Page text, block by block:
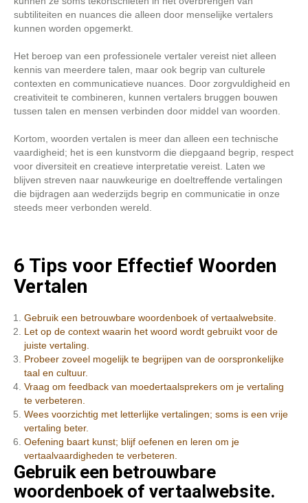
subtiliteiten en nuances die alleen door menselijke vertalers
kunnen worden opgemerkt.
Het beroep van een professionele vertaler vereist niet alleen
kennis van meerdere talen, maar ook begrip van culturele
contexten en communicatieve nuances. Door zorgvuldigheid en
creativiteit te combineren, kunnen vertalers bruggen bouwen
tussen talen en mensen verbinden door middel van woorden.
Kortom, woorden vertalen is meer dan alleen een technische
vaardigheid; het is een kunstvorm die diepgaand begrip, respect
voor diversiteit en creatieve interpretatie vereist. Laten we
blijven streven naar nauwkeurige en doeltreffende vertalingen
die bijdragen aan wederzijds begrip en communicatie in onze
steeds meer verbonden wereld.
6 Tips voor Effectief Woorden
Vertalen
Gebruik een betrouwbare woordenboek of vertaalwebsite.
Let op de context waarin het woord wordt gebruikt voor de
juiste vertaling.
Probeer zoveel mogelijk te begrijpen van de oorspronkelijke
taal en cultuur.
Vraag om feedback van moedertaalsprekers om je vertaling
te verbeteren.
Wees voorzichtig met letterlijke vertalingen; soms is een vrije
vertaling beter.
Oefening baart kunst; blijf oefenen en leren om je
vertaalvaardigheden te verbeteren.
Gebruik een betrouwbare
woordenboek of vertaalwebsite.